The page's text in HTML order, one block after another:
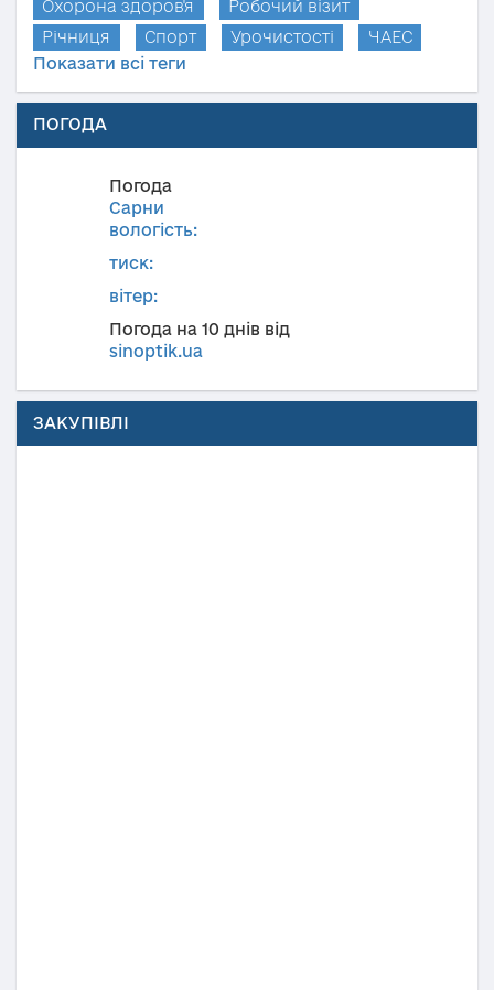
Охорона здоров'я
Робочий візит
Річниця
Спорт Урочистості
ЧАЕС
Показати всі теги
ПОГОДА
Погода
Сарни
вологість:
тиск:
вітер:
Погода на 10 днів від
sinoptik.ua
ЗАКУПІВЛІ